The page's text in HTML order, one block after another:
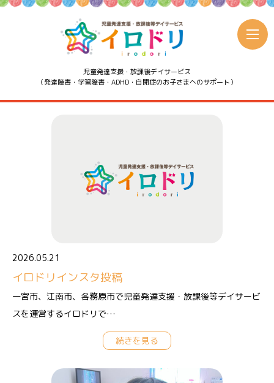
児童発達支援・放課後デイサービス
（発達障害・学習障害・ADHD・自閉症のお子さまへのサポート）
2026.05.21
イロドリインスタ投稿
一宮市、江南市、各務原市で児童発達支援・放課後等デイサービ
スを運営するイロドリで…
続きを見る